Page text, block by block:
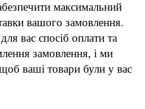
максимальний
вашого замовлення.
вас спосіб оплати та
замовлення, і ми
ваші товари були у вас